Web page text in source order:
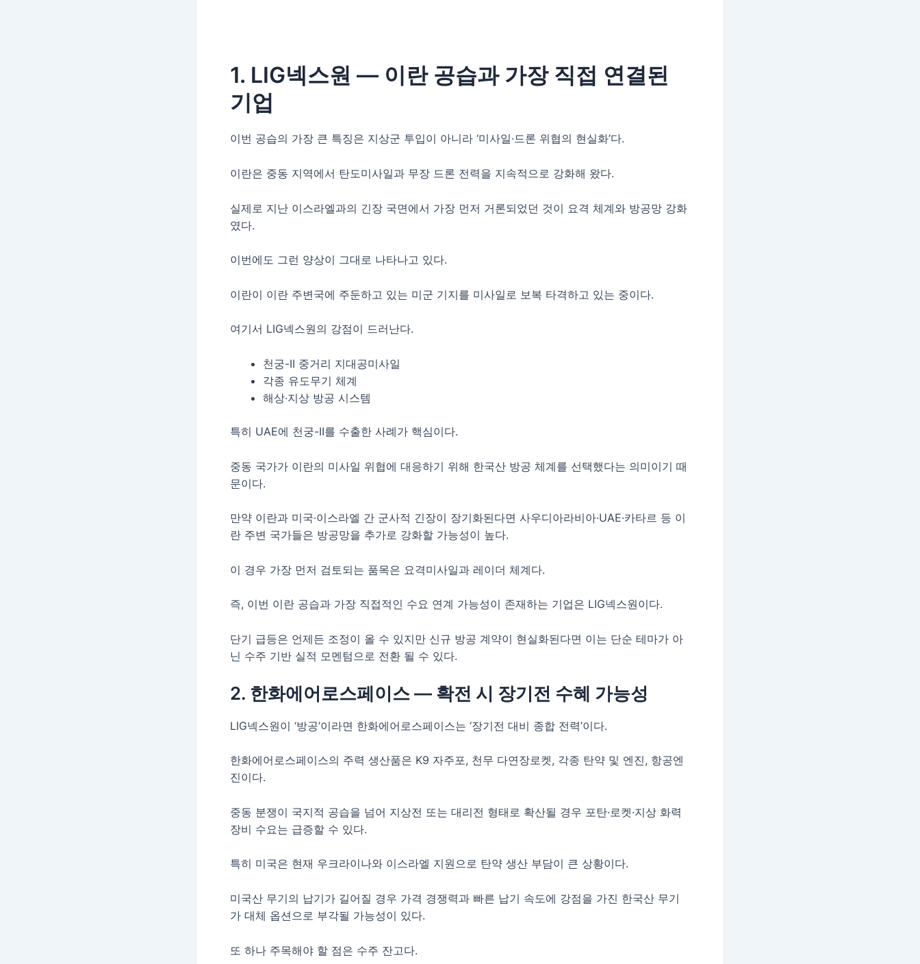
1. LIG넥스원 — 이란 공습과 가장 직접 연결된
기업
이번 공습의 가장 큰 특징은 지상군 투입이 아니라 ‘미사일·드론 위협의 현실화’다.
이란은 중동 지역에서 탄도미사일과 무장 드론 전력을 지속적으로 강화해 왔다.
실제로 지난 이스라엘과의 긴장 국면에서 가장 먼저 거론되었던 것이 요격 체계와 방공망 강화
였다.
이번에도 그런 양상이 그대로 나타나고 있다.
이란이 이란 주변국에 주둔하고 있는 미군 기지를 미사일로 보복 타격하고 있는 중이다.
여기서 LIG넥스원의 강점이 드러난다.
천궁-II 중거리 지대공미사일
각종 유도무기 체계
해상·지상 방공 시스템
특히 UAE에 천궁-II를 수출한 사례가 핵심이다.
중동 국가가 이란의 미사일 위협에 대응하기 위해 한국산 방공 체계를 선택했다는 의미이기 때
문이다.
만약 이란과 미국·이스라엘 간 군사적 긴장이 장기화된다면 사우디아라비아·UAE·카타르 등 이
란 주변 국가들은 방공망을 추가로 강화할 가능성이 높다.
이 경우 가장 먼저 검토되는 품목은 요격미사일과 레이더 체계다.
즉, 이번 이란 공습과 가장 직접적인 수요 연계 가능성이 존재하는 기업은 LIG넥스원이다.
단기 급등은 언제든 조정이 올 수 있지만 신규 방공 계약이 현실화된다면 이는 단순 테마가 아
닌 수주 기반 실적 모멘텀으로 전환 될 수 있다.
2. 한화에어로스페이스 — 확전 시 장기전 수혜 가능성
LIG넥스원이 ‘방공’이라면 한화에어로스페이스는 ‘장기전 대비 종합 전력’이다.
한화에어로스페이스의 주력 생산품은 K9 자주포, 천무 다연장로켓, 각종 탄약 및 엔진, 항공엔
진이다.
중동 분쟁이 국지적 공습을 넘어 지상전 또는 대리전 형태로 확산될 경우 포탄·로켓·지상 화력
장비 수요는 급증할 수 있다.
특히 미국은 현재 우크라이나와 이스라엘 지원으로 탄약 생산 부담이 큰 상황이다.
미국산 무기의 납기가 길어질 경우 가격 경쟁력과 빠른 납기 속도에 강점을 가진 한국산 무기
가 대체 옵션으로 부각될 가능성이 있다.
또 하나 주목해야 할 점은 수주 잔고다.